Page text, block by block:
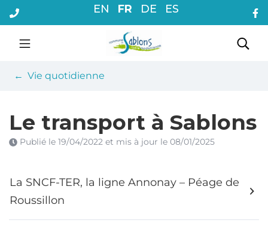
Aller
au
contenu
EN FR DE ES
Commune de Sablons
Vie quotidienne
Le transport à Sablons
Publié le 19/04/2022 et mis à jour le 08/01/2025
La SNCF-TER, la ligne Annonay – Péage de
Roussillon